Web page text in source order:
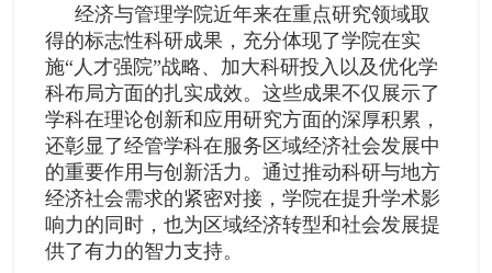
经济与管理学院近年来在重点研究领域取
得的标志性科研成果，充分体现了学院在实
施“人才强院”战略、加大科研投入以及优化学
科布局方面的扎实成效。这些成果不仅展示了
学科在理论创新和应用研究方面的深厚积累，
还彰显了经管学科在服务区域经济社会发展中
的重要作用与创新活力。通过推动科研与地方
经济社会需求的紧密对接，学院在提升学术影
响力的同时，也为区域经济转型和社会发展提
供了有力的智力支持。